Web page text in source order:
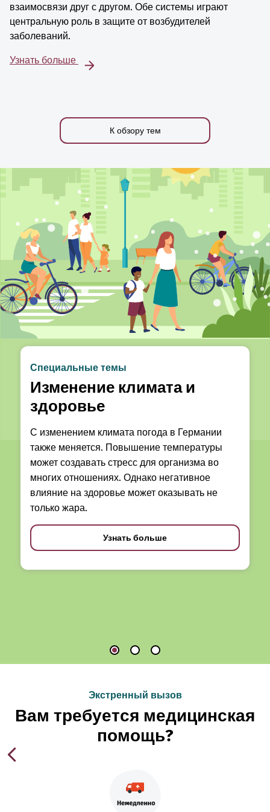
взаимосвязи друг с другом. Обе системы играют
центральную роль в защите от возбудителей
заболеваний.
Узнать больше
К обзору тем
Специальные темы
Изменение климата и
здоровье
С изменением климата погода в Германии
также меняется. Повышение температуры
может создавать стресс для организма во
многих отношениях. Однако негативное
влияние на здоровье может оказывать не
только жара.
Узнать больше
Экстренный вызов
Вам требуется медицинская
помощь?